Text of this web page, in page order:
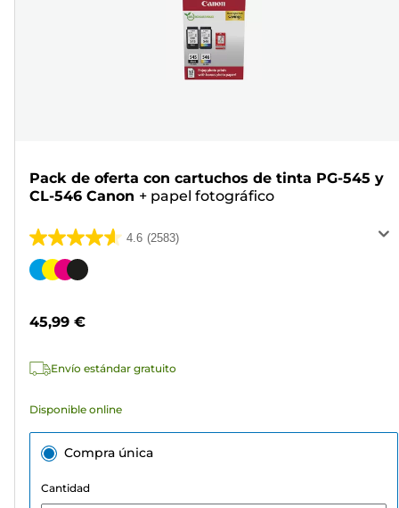
Pack de oferta con cartuchos de tinta PG-545 y
CL-546 Canon + papel fotográfico
4.6 (2583)
4.6
de
2583
Cartucho
45,99 €
Envío estándar gratuito
Disponible online
Compra única
Cantidad